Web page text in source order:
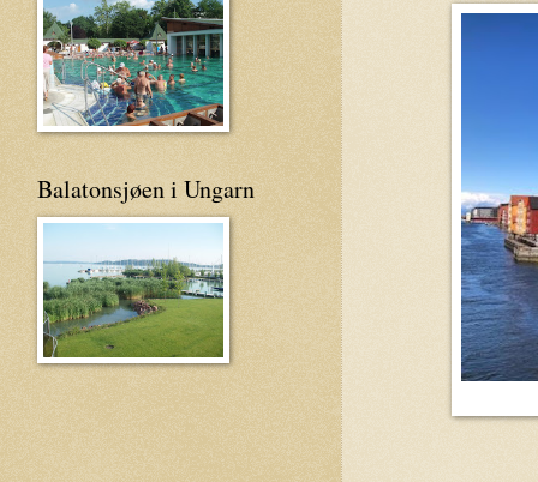
Balatonsjøen i Ungarn